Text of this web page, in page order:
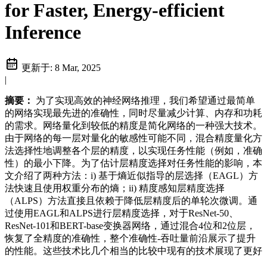
for Faster, Energy-efficient
Inference
更新于: 8 Mar, 2025
|
摘要：
为了实现高效的神经网络推理，我们希望通过最简单
的网络实现最先进的准确性，同时尽量减少计算、内存和功耗
的需求。网络量化到较低的精度是简化网络的一种强大技术。
由于网络的每一层对量化的敏感性可能不同，混合精度量化方
法选择性地调整各个层的精度，以实现任务性能（例如，准确
性）的最小下降。为了估计层精度选择对任务性能的影响，本
文介绍了两种方法：i) 基于熵近似指导的层选择（EAGL）方
法快速且使用权重分布的熵；ii) 精度感知层精度选择
（ALPS）方法直接且依赖于降低层精度后的单轮次微调。通
过使用EAGL和ALPS进行层精度选择，对于ResNet-50、
ResNet-101和BERT-base变换器网络，通过混合4位和2位层，
恢复了全精度的准确性，整个准确性-吞吐量前沿展示了提升
的性能。这些技术比几个相当的比较中现有的技术展现了更好